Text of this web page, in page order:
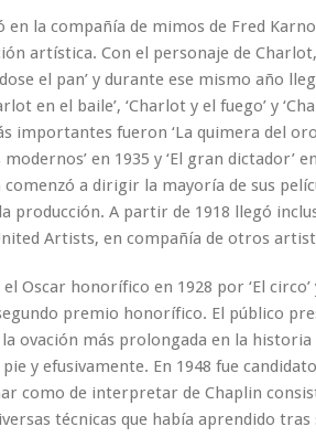
en la compañía de mimos de Fred
artística. Con el personaje de
el pan’ y durante ese mismo año
en el baile’, ‘Charlot y el fuego’ y
importantes fueron ‘La quimera del oro’
modernos’ en 1935 y ‘El gran dictador’
a dirigir la mayoría de sus
producción. A partir de 1918 llegó
Artists, en compañía de otros
Oscar honorífico en 1928 por ‘El circo’
premio honorífico. El público
ovación más prolongada en la
y efusivamente. En 1948 fue
como de interpretar de Chaplin
técnicas que había aprendido